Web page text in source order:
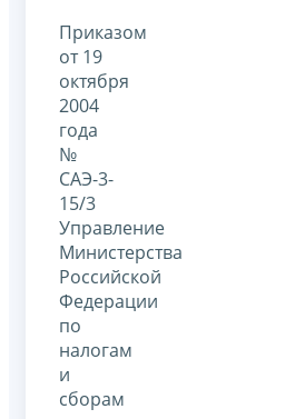
Приказом
от 19
октября
2004
года
№
САЭ-3-
15/3
Управление
Министерства
Российской
Федерации
по
налогам
и
сборам